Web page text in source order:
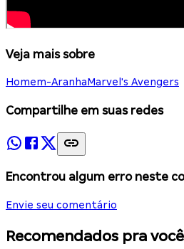
Veja mais sobre
Homem-AranhaMarvel's Avengers
Compartilhe em suas redes
Encontrou algum erro neste
Envie seu comentário
Recomendados pra você